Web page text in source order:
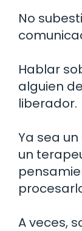
No
Hablar
alguien
liberador.
Ya sea
un
A veces,